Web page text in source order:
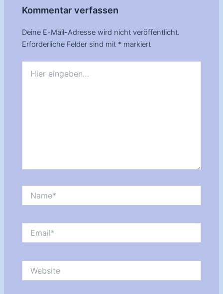
Kommentar verfassen
Deine E-Mail-Adresse wird nicht veröffentlicht.
Erforderliche Felder sind mit * markiert
eingeben…